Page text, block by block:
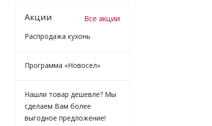
Акции Все акции
Распродажа кухонь
Программа «Новосел»
Нашли товар дешевле? Мы
сделаем Вам более
выгодное предложение!